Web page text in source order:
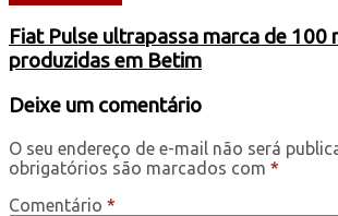
Fiat Pulse ultrapassa marca de 100
produzidas em Betim
Deixe um comentário
O seu endereço de e-mail não será
obrigatórios são marcados com *
Comentário *